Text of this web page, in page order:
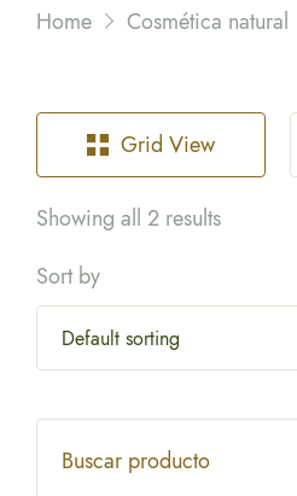
Home Cosmética natural
Grid View
Showing all 2 results
Sort by
Buscar producto